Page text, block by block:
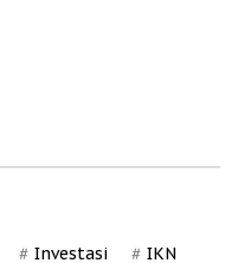
Investasi IKN